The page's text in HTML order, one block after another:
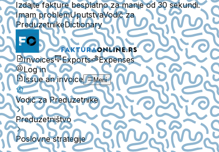
Izdajte fakture besplatno za manje od 30 sekundi.
Imam problemUputstvaVodič za
PreduzetnikeDictionary
Invoices Exports
Expenses
Log in
Issue an invoice
Meni
Vodič za Preduzetnike
Preduzetništvo
Poslovne strategije